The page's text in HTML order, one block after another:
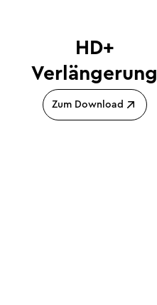
HD+
Verlängerung
Zum Download